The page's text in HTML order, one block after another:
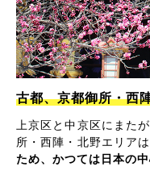
古都、京都御所・西
上京区と中京区にまた
所・西陣・北野エリアは
ため、かつては日本の